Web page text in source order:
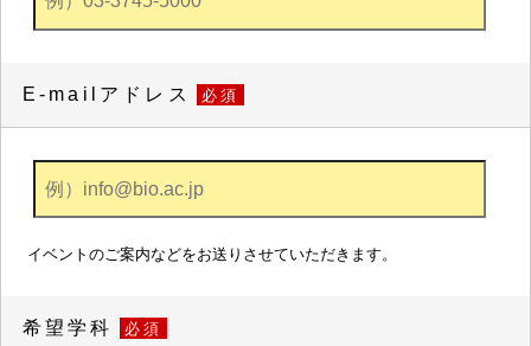
E-mailアドレス 必須
イベントのご案内などをお送りさせていただきます。
希望学科 必須